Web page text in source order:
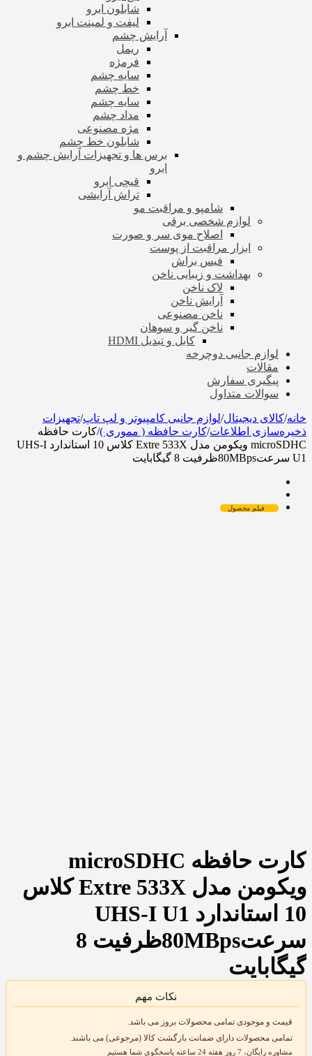
شابلون ابرو
لیفت و لمینت ابرو
آرایش چشم
ریمل
فرمژه
سایه چشم
خط چشم
سایه چشم
مداد چشم
مژه مصنوعی
شابلون خط چشم
برس ها و تجهیزات آرایش چشم و
ابرو
قیچی ابرو
تراش آرایشی
شامپو و مراقبت مو
لوازم شخصی برقی
اصلاح موی سر و صورت
ابزار مراقبت از پوست
فیس براش
بهداشت و زیبایی ناخن
لاک ناخن
آرایش ناخن
ناخن مصنوعی
ناخن گیر و سوهان
کابل و تبدیل HDMI
لوازم جانبی دوچرخه
مقالات
پیگیری سفارش
سوالات متداول
خانه/کالای دیجیتال/لوازم جانبی کامپیوتر و لپ تاپ/تجهیزات
ذخیره‌سازی اطلاعات/کارت حافظه ( مموری )/کارت حافظه
microSDHC ویکومن مدل Extre 533X کلاس 10 استاندارد UHS-I
U1 سرعت80MBpsظرفیت 8 گیگابایت
فیلم محصول
کارت حافظه microSDHC
ویکومن مدل Extre 533X کلاس
10 استاندارد UHS-I U1
سرعت80MBpsظرفیت 8
گیگابایت
نکات مهم
قیمت و موجودی تمامی محصولات بروز می باشد.
تمامی محصولات دارای ضمانت بازگشت کالا (مرجوعی) می باشند.
مشاوره رایگان، 7 روز هفته 24 ساعته پاسخگوی شما هستیم